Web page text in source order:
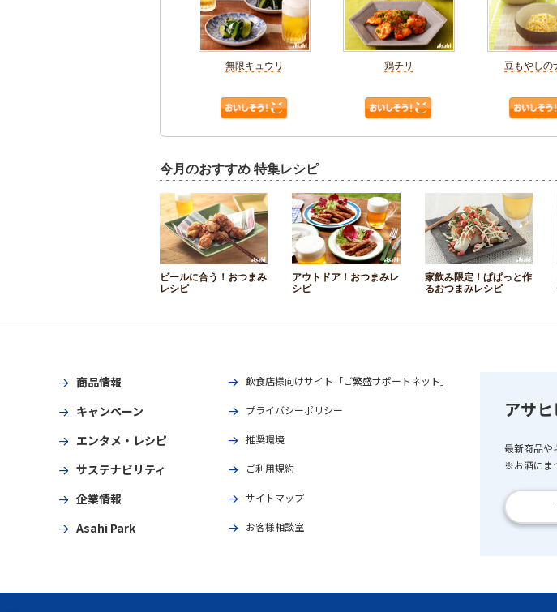
無限キュウリ 鶏チリ 豆もやしの
今月のおすすめ 特集レシピ
ビールに合う！おつまみ
レシピ
アウトドア！おつまみレ
シピ
家飲み限定！ぱぱっと作
るおつまみレシピ
商品情報
キャンペーン
エンタメ・レシピ
サステナビリティ
企業情報
Asahi Park
飲食店様向けサイト「ご繁盛サポートネット」
プライバシーポリシー
推奨環境
ご利用規約
サイトマップ
お客様相談室
アサ
最新商品や
※お酒にま